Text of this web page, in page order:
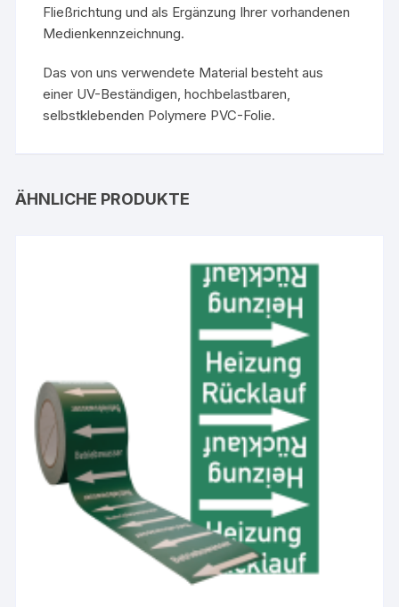
Fließrichtung und als Ergänzung Ihrer vorhandenen
Medienkennzeichnung.
Das von uns verwendete Material besteht aus
einer UV-Beständigen, hochbelastbaren,
selbstklebenden Polymere PVC-Folie.
ÄHNLICHE PRODUKTE